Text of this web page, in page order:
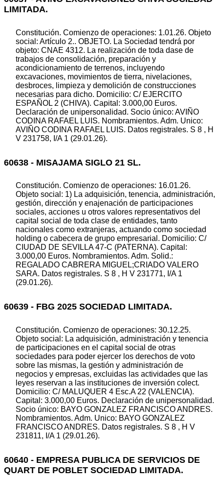
LIMITADA.
Constitución. Comienzo de operaciones: 1.01.26. Objeto
social: Artículo 2.. OBJETO. La Sociedad tendrá por
objeto: CNAE 4312. La realización de toda dase de
trabajos de consolidación, preparación y
acondicionamiento de terrenos, incluyendo
excavaciones, movimientos de tierra, nivelaciones,
desbroces, limpieza y demolición de construcciones
necesarias para dicho. Domicilio: C/ EJERCITO
ESPAÑOL 2 (CHIVA). Capital: 3.000,00 Euros.
Declaración de unipersonalidad. Socio único: AVIÑO
CODINA RAFAEL LUIS. Nombramientos. Adm. Unico:
AVIÑO CODINA RAFAEL LUIS. Datos registrales. S 8 , H
V 231758, I/A 1 (29.01.26).
60638 - MISAJAMA SIGLO 21 SL.
Constitución. Comienzo de operaciones: 16.01.26.
Objeto social: 1) La adquisición, tenencia, administración,
gestión, dirección y enajenación de participaciones
sociales, acciones u otros valores representativos del
capital social de toda clase de entidades, tanto
nacionales como extranjeras, actuando como sociedad
holding o cabecera de grupo empresarial. Domicilio: C/
CIUDAD DE SEVILLA 47-C (PATERNA). Capital:
3.000,00 Euros. Nombramientos. Adm. Solid.:
REGALADO CABRERA MIGUEL;CRIADO VALERO
SARA. Datos registrales. S 8 , H V 231771, I/A 1
(29.01.26).
60639 - FBG 2025 SOCIEDAD LIMITADA.
Constitución. Comienzo de operaciones: 30.12.25.
Objeto social: La adquisición, administración y tenencia
de participaciones en el capital social de otras
sociedades para poder ejercer los derechos de voto
sobre las mismas, la gestión y administración de
negocios y empresas, excluidas las actividades que las
leyes reservan a las instituciones de inversión colect.
Domicilio: C/ MALUQUER 4 Esc.A 22 (VALENCIA).
Capital: 3.000,00 Euros. Declaración de unipersonalidad.
Socio único: BAYO GONZALEZ FRANCISCO ANDRES.
Nombramientos. Adm. Unico: BAYO GONZALEZ
FRANCISCO ANDRES. Datos registrales. S 8 , H V
231811, I/A 1 (29.01.26).
60640 - EMPRESA PUBLICA DE SERVICIOS DE
QUART DE POBLET SOCIEDAD LIMITADA.